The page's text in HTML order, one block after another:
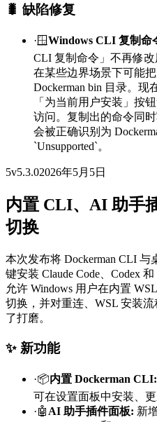
🐛 缺陷修复
·🪟Windows CLI 复制命
CLI 复制命令」不再修改
在某些边界场景下可能
Dockerman bin 目录。现
「为当前用户安装」按
访问。复制出的命令同
会被正确识别为
`Unsupported`。
5v5.3.02026年5月5日
内置 CLI、AI 助手
切换
本次发布将 Dockerman CLI
键安装 Claude Code、Codex
允许 Windows 用户在内置
切换，并对重连、WSL 安装
了打磨。
✨ 新功能
·📦内置 Dockerman CLI:
可在设置面板中安装、
·🤖 AI 助手插件面板: 新